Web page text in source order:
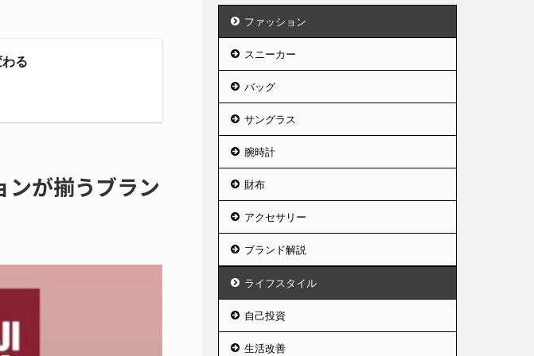
る
ンが揃うブラン
ファッション
スニーカー
バッグ
サングラス
腕時計
財布
アクセサリー
ブランド解説
ライフスタイル
自己投資
生活改善